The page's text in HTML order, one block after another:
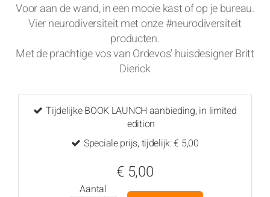
Voor aan de wand, in een mooie kast of op je bureau.
Vier neurodiversiteit met onze #neurodiversiteit
producten.
Met de prachtige vos van Ordevos' huisdesigner Britt
Dierick
Tijdelijke BOOK LAUNCH aanbieding, in limited
edition
Speciale prijs, tijdelijk: € 5,00
€ 5,00
Aantal